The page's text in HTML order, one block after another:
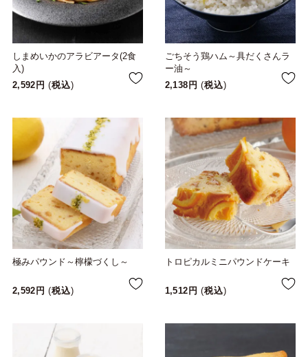
しまめいかのアラビアータ(2食
入)
2,592
税込
ごちそう鶏ハム～具だくさんラ
ー油～
2,138
税込
極みパウンド～檸檬づくし～
2,592 税込
トロピカルミニパウンドケーキ
1,512 税込